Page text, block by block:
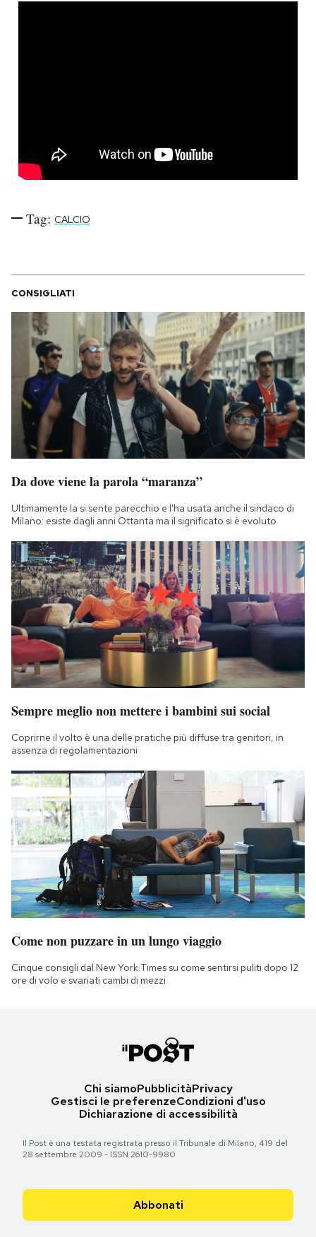
Tag: CALCIO
CONSIGLIATI
Da dove viene la parola “maranza”
Ultimamente la si sente parecchio e l'ha usata anche il sindaco di
Milano: esiste dagli anni Ottanta ma il significato si è evoluto
Sempre meglio non mettere i bambini sui social
Coprirne il volto è una delle pratiche più diffuse tra genitori, in
assenza di regolamentazioni
Come non puzzare in un lungo viaggio
Cinque consigli dal New York Times su come sentirsi puliti dopo 12
ore di volo e svariati cambi di mezzi
Chi siamoPubblicitàPrivacy
Gestisci le preferenzeCondizioni d'uso
Dichiarazione di accessibilità
Il Post è una testata registrata presso il Tribunale di Milano, 419 del
28 settembre 2009 - ISSN 2610-9980
Abbonati